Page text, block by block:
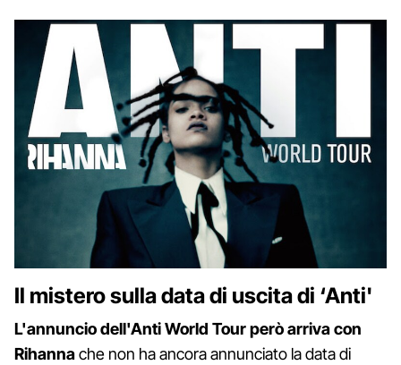
Il mistero sulla data di uscita di ‘Anti'
L'annuncio dell'Anti World Tour però arriva con
Rihannache non ha ancora annunciato la data di